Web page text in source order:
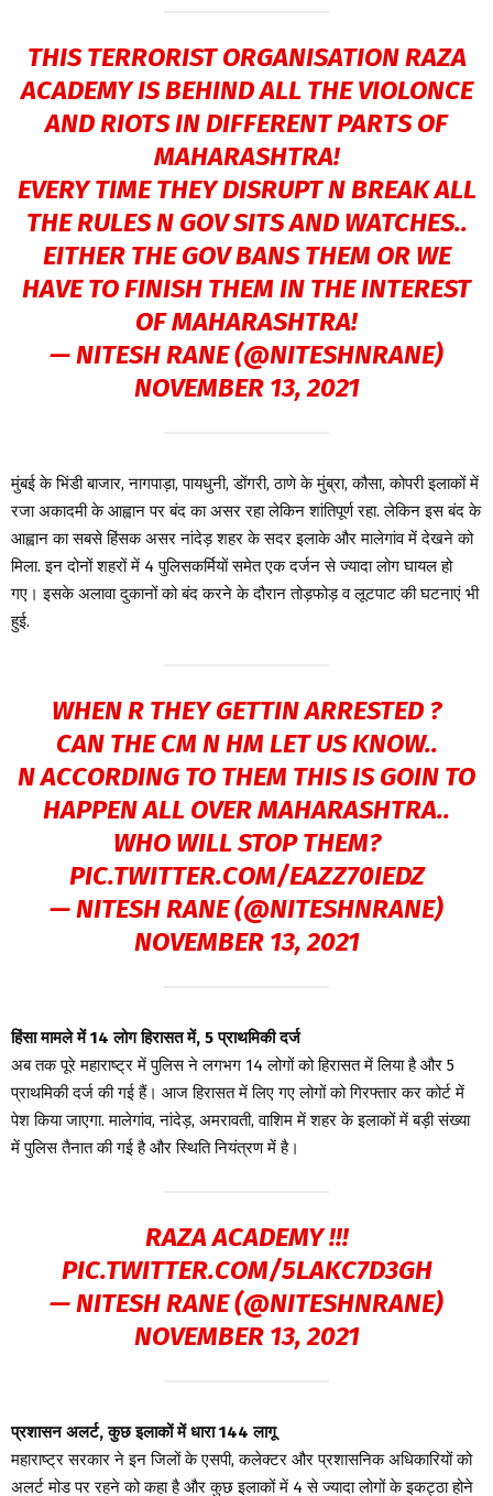
THIS TERRORIST ORGANISATION RAZA
ACADEMY IS BEHIND ALL THE VIOLONCE
AND RIOTS IN DIFFERENT PARTS OF
MAHARASHTRA!
EVERY TIME THEY DISRUPT N BREAK ALL
THE RULES N GOV SITS AND WATCHES..
EITHER THE GOV BANS THEM OR WE
HAVE TO FINISH THEM IN THE INTEREST
OF MAHARASHTRA!
— NITESH RANE (@NITESHNRANE)
NOVEMBER 13, 2021
मुंबई के भिंडी बाजार, नागपाड़ा, पायधुनी, डोंगरी, ठाणे के मुंब्रा, कौसा, कोपरी इलाकों में
रजा अकादमी के आह्वान पर बंद का असर रहा लेकिन शांतिपूर्ण रहा. लेकिन इस बंद के
आह्वान का सबसे हिंसक असर नांदेड़ शहर के सदर इलाके और मालेगांव में देखने को
मिला. इन दोनों शहरों में 4 पुलिसकर्मियों समेत एक दर्जन से ज्यादा लोग घायल हो
गए। इसके अलावा दुकानों को बंद करने के दौरान तोड़फोड़ व लूटपाट की घटनाएं भी
हुई.
WHEN R THEY GETTIN ARRESTED ?
CAN THE CM N HM LET US KNOW..
N ACCORDING TO THEM THIS IS GOIN TO
HAPPEN ALL OVER MAHARASHTRA..
WHO WILL STOP THEM?
PIC.TWITTER.COM/EAZZ70IEDZ
— NITESH RANE (@NITESHNRANE)
NOVEMBER 13, 2021
हिंसा मामले में 14 लोग हिरासत में, 5 प्राथमिकी दर्ज
अब तक पूरे महाराष्ट्र में पुलिस ने लगभग 14 लोगों को हिरासत में लिया है और 5
प्राथमिकी दर्ज की गई हैं। आज हिरासत में लिए गए लोगों को गिरफ्तार कर कोर्ट में
पेश किया जाएगा. मालेगांव, नांदेड़, अमरावती, वाशिम में शहर के इलाकों में बड़ी संख्या
में पुलिस तैनात की गई है और स्थिति नियंत्रण में है।
RAZA ACADEMY !!!
PIC.TWITTER.COM/5LAKC7D3GH
— NITESH RANE (@NITESHNRANE)
NOVEMBER 13, 2021
प्रशासन अलर्ट, कुछ इलाकों में धारा 144 लागू
महाराष्ट्र सरकार ने इन जिलों के एसपी, कलेक्टर और प्रशासनिक अधिकारियों को
अलर्ट मोड पर रहने को कहा है और कुछ इलाकों में 4 से ज्यादा लोगों के इकट्ठा होने